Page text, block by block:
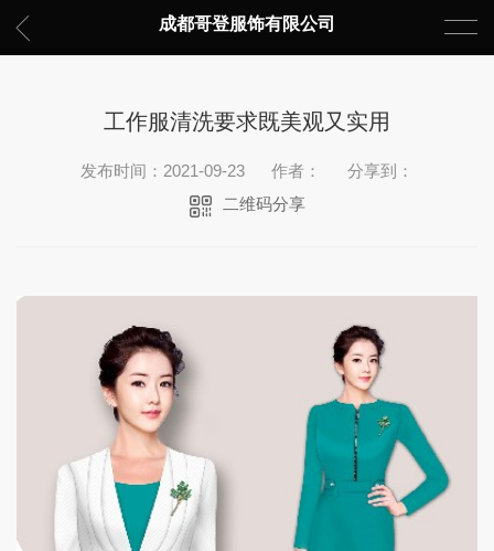
成都哥登服饰有限公司
工作服清洗要求既美观又实用
发布时间：2021-09-23 作者：
分享到：
二维码分享